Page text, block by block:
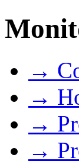
→
→
→
→